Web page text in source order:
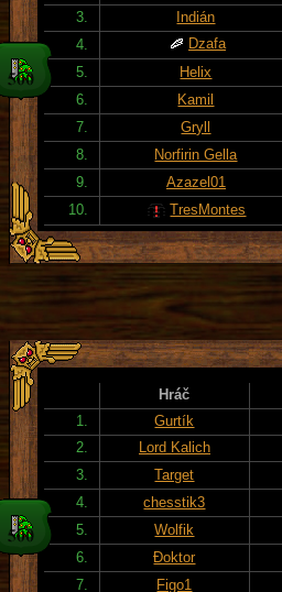
3.
Indián
4.
Dzafa
5.
Helix
6.
Kamil
7.
Gryll
8.
Norfirin Gella
9.
Azazel01
10.
TresMontes
Hráč
1.
Gurtík
2.
Lord Kalich
3.
Target
4.
chesstik3
5.
Wolfik
6.
Đoktor
7.
Figo1